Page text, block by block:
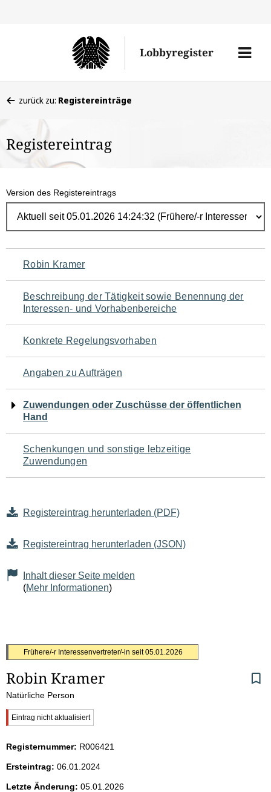
Lobbyregister
Menü
befinden
hier:
zurück zu: Registereinträge
Registereintrag
Version des Registereintrags
Navigation
für
den
Seiteninhalt
Robin Kramer
Beschreibung der Tätigkeit sowie Benennung der
Interessen- und Vorhabenbereiche
Konkrete Regelungsvorhaben
Angaben zu Aufträgen
Zuwendungen oder Zuschüsse der öffentlichen
Hand
Schenkungen und sonstige lebzeitige
Zuwendungen
Registereintrag herunterladen (PDF)
Registereintrag herunterladen (JSON)
Inhalt dieser Seite melden
(Mehr Informationen)
S
e
i
t
e
n
Frühere/-r Interessenvertreter/-in seit 05.01.2026
Robin Kramer
Natürliche Person
W
i
h
i
Eintrag nicht aktualisiert
Registernummer: R006421
Ersteintrag: 06.01.2024
Letzte Änderung: 05.01.2026